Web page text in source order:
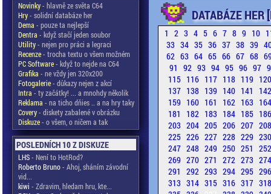
Novinky- hlavně ze světa C64
Hry- solidní databáze her
Dema - pouze ta nejlepší
Dentra - když stačí jeden soubor
Utility- nejen pro práci a legraci
Recenze- trocha textu o všem možném
PC Software- když to nejde na C64
Grafika - ne vždy jen 320x200
Fotogalerie- důkazy nejen z akcí
Intra - ty začátky! ... a mnohdy několik
Reklama - na ticho dňies .. a na hry taky
Covery- diskety zabalené v obrázku
Diskuze- o všem, o ničem a tak
POSLEDNÍCH 10 Z DISKUZE
LHS- Není to HotRod?
Roberto Bruno- Ahoj, sháním závodní
vid...
kiwi - Zdravim, hledam hru, kte...
DATABÁZE
1 2 3 4 5 6 7 8 9 10
33 34 35 36 37 38 39
62 63 64 65 66 67 68
91 92 93 94 95 96 97
115 116 117 118 119
137 138 139 140 141
159 160 161 162 163
181
182 183 184 185
203 204 205 206 207
225 226 227 228 229
247 248 249 250 251
269 270 271 272 273
291 292 293 294 295
313 314 315 316 317